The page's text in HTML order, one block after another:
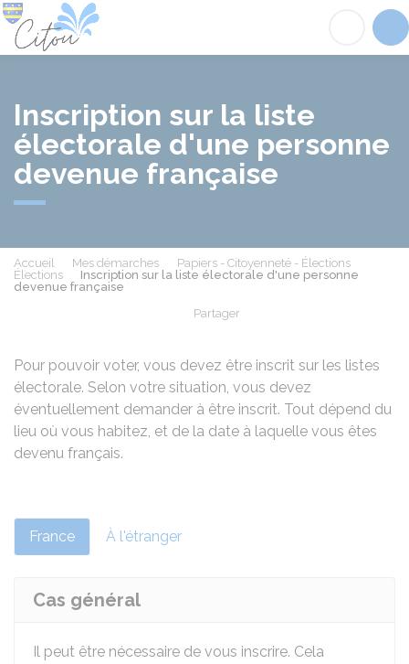
Inscription sur la liste
électorale d'une personne
devenue française
Accueil Mes démarches
Papiers - Citoyenneté - Élections
Élections
Inscription sur la liste électorale d'une personne
devenue française
Partager
Pour pouvoir voter, vous devez être inscrit sur les listes
électorale. Selon votre situation, vous devez
éventuellement demander à être inscrit. Tout dépend du
lieu où vous habitez, et de la date à laquelle vous êtes
devenu français.
France À l'étranger
Cas général
Il peut être nécessaire de vous inscrire. Cela